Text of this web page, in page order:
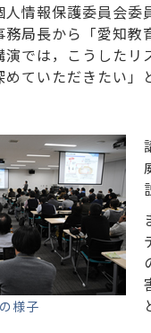
情報保護委員会
務局長から「愛知
では，こうしたリ
ていただきたい」
様子